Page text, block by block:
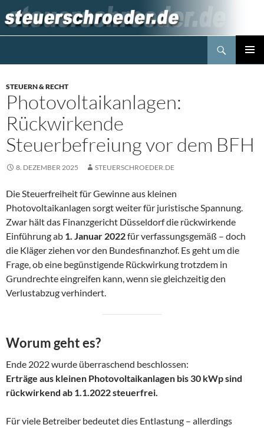
Inhalt
springen
STEUERN & RECHT
Photovoltaikanlagen:
Rückwirkende
Steuerbefreiung vor dem BFH
8. DEZEMBER 2025 STEUERSCHROEDER.DE
Die Steuerfreiheit für Gewinne aus kleinen
Photovoltaikanlagen sorgt weiter für juristische Spannung.
Zwar hält das Finanzgericht Düsseldorf die rückwirkende
Einführung ab 1. Januar 2022für verfassungsgemäß – doch
die Kläger ziehen vor den Bundesfinanzhof. Es geht um die
Frage, ob eine begünstigende Rückwirkung trotzdem in
Grundrechte eingreifen kann, wenn sie gleichzeitig den
Verlustabzug verhindert.
Worum geht es?
Ende 2022 wurde überraschend beschlossen:
Erträge aus kleinen Photovoltaikanlagen bis 30 kWp sind
rückwirkend ab 1.1.2022 steuerfrei.
Für viele Betreiber bedeutet dies Entlastung – allerdings